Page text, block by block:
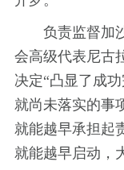
负责监督加沙
会高级代表尼古
决定“凸显了成
就尚未落实的事
就能越早承担起
就能越早启动，